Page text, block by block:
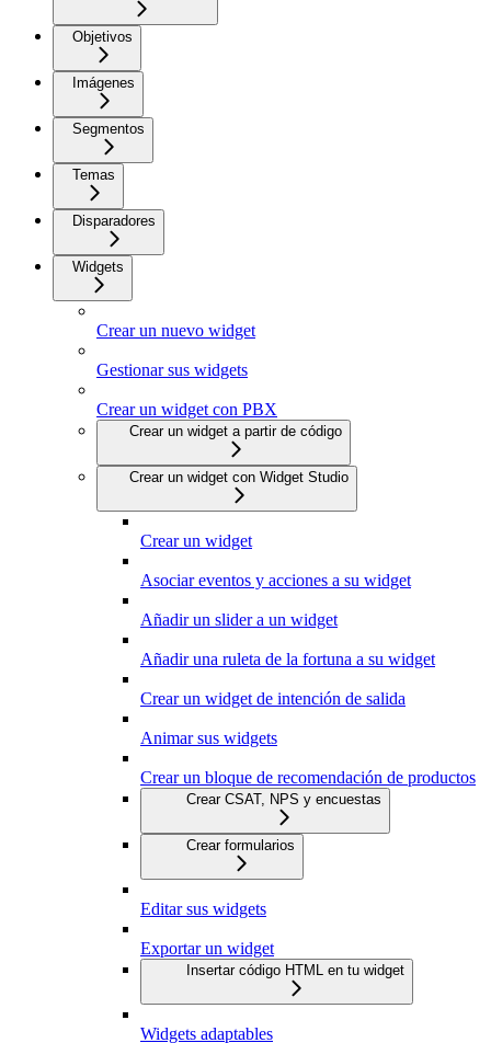
Objetivos
Imágenes
Segmentos
Temas
Disparadores
Widgets
Crear un nuevo widget
Gestionar sus widgets
Crear un widget con PBX
Crear un widget a partir de código
Crear un widget con Widget Studio
Crear un widget
Asociar eventos y acciones a su widget
Añadir un slider a un widget
Añadir una ruleta de la fortuna a su widget
Crear un widget de intención de salida
Animar sus widgets
Crear un bloque de recomendación de productos
Crear CSAT, NPS y encuestas
Crear formularios
Editar sus widgets
Exportar un widget
Insertar código HTML en tu widget
Widgets adaptables